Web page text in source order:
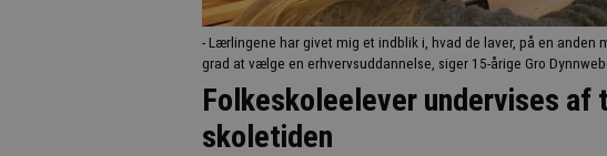
- Lærlingene har givet mig et indblik i, hvad de laver, på en anden
grad at vælge en erhvervsuddannelse, siger 15-årige Gro
Folkeskoleelever undervises
skoletiden